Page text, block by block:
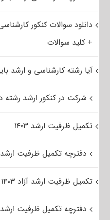
دانلود سوالات کنکور
+ کلید سوالات
آیا رشته کارشناسی و ارشد
شرکت در کنکور ارشد رشته
تکمیل ظرفیت ارشد ۱۴۰۳
دفترچه تکمیل ظرفیت ارشد ۱۴۰۲
تکمیل ظرفیت ارشد آزاد ۱۴۰۳
دفترچه تکمیل ظرفیت ارشد